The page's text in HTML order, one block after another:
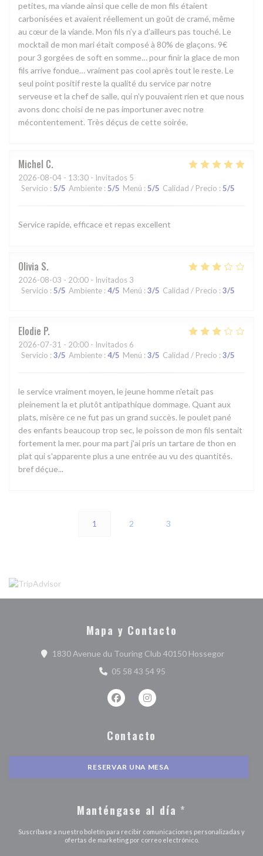
petites, ma viande ainsi que celle de mon fils étaient
carbonisées et avaient réellement un goût de cramé, même
au cœur de la viande. Mon fils n’y a d’ailleurs pas touché. Le
mocktail de mon mari était composé à 80% de glaçons. 9€
pour 3 gorgées de soft en somme… pour finir la glace de mon
fils arrive fondue… vraiment pas cool après tout le reste. Le
seul point positif reste la qualité du service par notre
serveuse et la chef de salle, qui n’y pouvaient rien et que nous
avons donc choisi de ne pas importuner avec notre
mécontentement. Très déçus de cette soirée.
Michel C
2026-08-04 - 13:30 - Invitados 5
Servicio : 5/5 Ambiente : 5/5 Menú : 5/5 Calidad / Precio : 5/5
Service rapide, efficace et repas excellent
Olivia S
2026-08-03 - 20:00 - Invitados 3
Servicio : 5/5 Ambiente : 4/5 Menú : 3/5 Calidad / Precio : 3/5
Elodie P
2026-07-31 - 20:00 - Invitados 6
Servicio : 3/5 Ambiente : 4/5 Menú : 3/5 Calidad / Precio : 3/5
le service vraiment moyen, le jeune homme n'etait pas
pleinement la et plutôt antipathique dommage. Quant aux
plats, misère ce ne fut pas un grand succès. le poulet pané
des enfants beaucoup trop sec, le poisson de mon fils sentait
fortement la mer. pour ma part j'ai pris un tartare de thon en
plat qui s'apparente plus a une entrée au vu des quantités.
bref déçue...
1 2 3
Mapa y Contacto
1830 Avenue du Touring Club 40150 Hossegor((abre en
05 58 43 54 95
Facebook ((abre en una nueva
Instagram ((abre en una
Contacto
RESERVAR UNA MESA
Manténgase al día *
Suscríbase a nuestro boletín para recibir comunicaciones personalizadas y
ofertas de marketing por correo electrónico.